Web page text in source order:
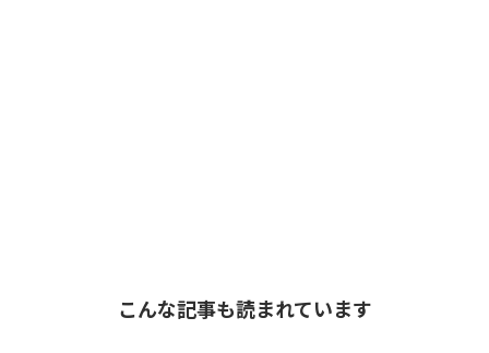
こんな記事も読まれています